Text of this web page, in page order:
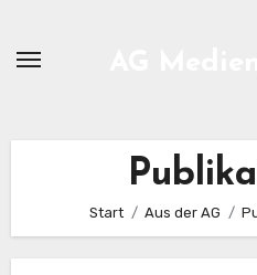
Start Aus der AG